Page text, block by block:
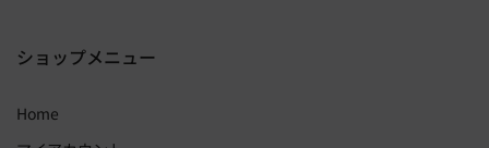
ショップメニュー
Home